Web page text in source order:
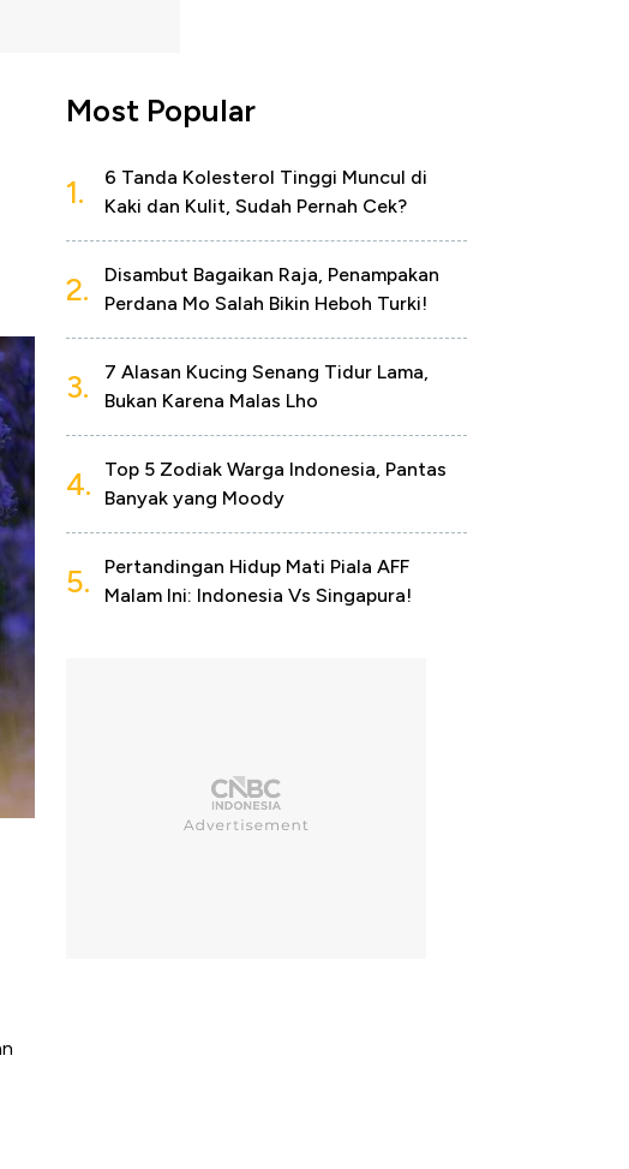
Most Popular
1.
6 Tanda Kolesterol Tinggi Muncul di
Kaki dan Kulit, Sudah Pernah Cek?
2.
Disambut Bagaikan Raja, Penampakan
Perdana Mo Salah Bikin Heboh Turki!
3.
7 Alasan Kucing Senang Tidur Lama,
Bukan Karena Malas Lho
4.
Top 5 Zodiak Warga Indonesia, Pantas
Banyak yang Moody
5.
Pertandingan Hidup Mati Piala AFF
Malam Ini: Indonesia Vs Singapura!